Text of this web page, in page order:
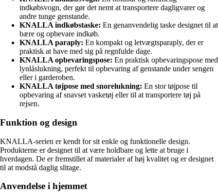
indkøbsvogn, der gør det nemt at transportere dagligvarer og
andre tunge genstande.
KNALLA indkøbstaske: En genanvendelig taske designet til at
bære og opbevare indkøb.
KNALLA paraply: En kompakt og letvægtsparaply, der er
praktisk at have med sig på regnfulde dage.
KNALLA opbevaringspose: En praktisk opbevaringspose med
lynlåslukning, perfekt til opbevaring af genstande under sengen
eller i garderoben.
KNALLA tøjpose med snorelukning: En stor tøjpose til
opbevaring af snavset vasketøj eller til at transportere tøj på
rejsen.
Funktion og design
KNALLA-serien er kendt for sit enkle og funktionelle design.
Produkterne er designet til at være holdbare og lette at bruge i
hverdagen. De er fremstillet af materialer af høj kvalitet og er designet
til at modstå daglig slitage.
Anvendelse i hjemmet